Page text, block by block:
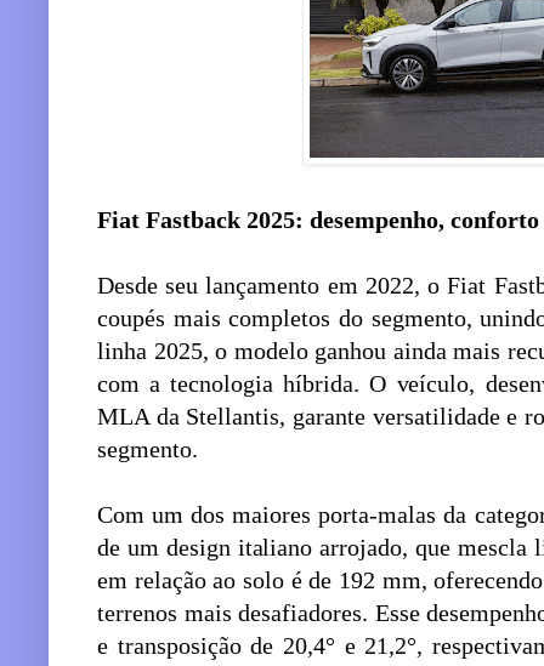
Fiat Fastback 2025: desempenho,
Desde seu lançamento em 2022, o Fiat
coupés mais completos do segmento,
linha 2025, o modelo ganhou ainda mais
com a tecnologia híbrida. O veículo,
MLA da Stellantis, garante versatilidade e
segmento.
Com um dos maiores porta-malas da
de um design italiano arrojado, que mescla
em relação ao solo é de 192 mm,
terrenos mais desafiadores. Esse
e transposição de 20,4° e 21,2°,